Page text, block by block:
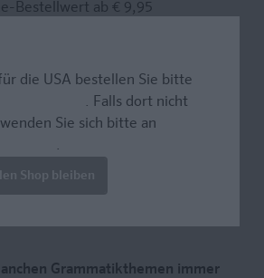
Bestellwert ab € 9,95
Grammatikthemen immer
die USA bestellen Sie bitte
. Falls dort nicht
Sie sich bitte an
.
Shop bleiben